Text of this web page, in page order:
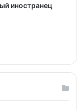
иностранец